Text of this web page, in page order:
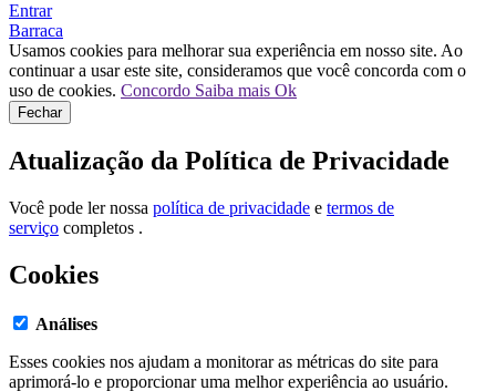
Entrar
Barraca
Usamos cookies para melhorar sua experiência em nosso site. Ao
continuar a usar este site, consideramos que você concorda com o
uso de cookies. Concordo Saiba mais Ok
Fechar
Atualização da Política de Privacidade
Você pode ler nossa política de privacidade e termos de
serviço completos .
Cookies
Análises
Esses cookies nos ajudam a monitorar as métricas do site para
aprimorá-lo e proporcionar uma melhor experiência ao usuário.